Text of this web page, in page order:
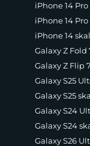
iPhone 14
iPhone 14 Pro
iPhone 14 skal
Galaxy Z Fold
Galaxy Z Flip
Galaxy S25
Galaxy S25
Galaxy S24
Galaxy S24
Galaxy S26